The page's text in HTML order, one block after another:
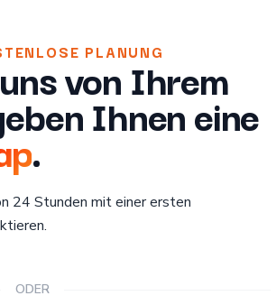
PLANUNG
von Ihrem
Ihnen eine
.
24 Stunden mit einer ersten
ODER